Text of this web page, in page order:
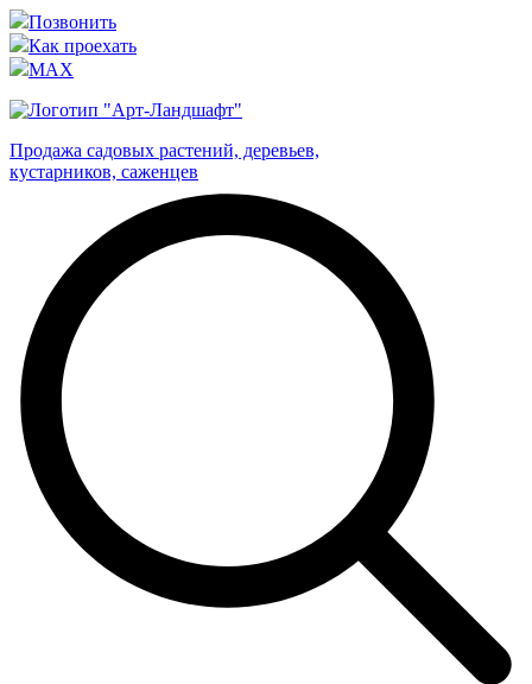
Позвонить
Как проехать
MAX
Продажа садовых растений, деревьев,
кустарников, саженцев